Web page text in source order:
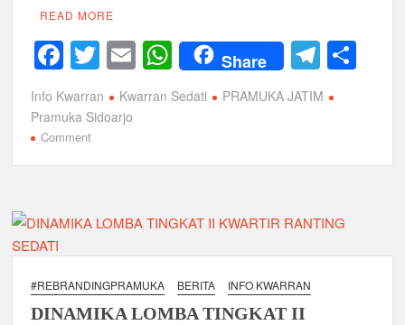
READ MORE
F
a
c
e
b
o
k
T
wi
tt
E
m
ail
W
h
at
A
p
Share T
el
e
a
Info Kwarran Kwarran Sedati
PRAMUKA JATIM
Pramuka Sidoarjo
Commenton
Sama
Program
Melalui
Rapat
#REBRANDINGPRAMUKA BERITA INFO KWARRAN
DINAMIKA LOMBA TINGKAT II